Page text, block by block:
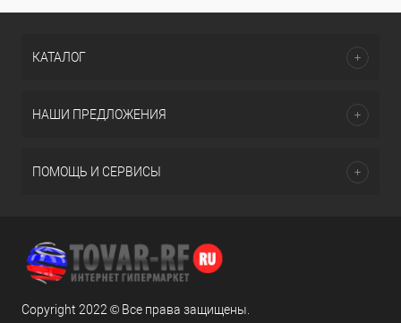
КАТАЛОГ
НАШИ ПРЕДЛОЖЕНИЯ
ПОМОЩЬ И СЕРВИСЫ
Copyright 2022 © Все права защищены.